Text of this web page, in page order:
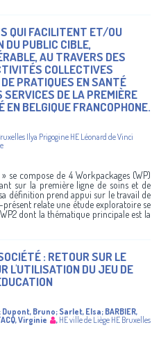
QUI FACILITENT ET/OU
DU PUBLIC CIBLE,
AU TRAVERS DES
COLLECTIVES
PRATIQUES EN SANTÉ
DE LA PREMIÈRE
EN BELGIQUE FRANCOPHONE.
Ilya PrigogineHE Léonard de Vinci
se compose de 4 Workpackages (WP)
sur la première ligne de soins et de
définition prend appui sur le travail de
relate une étude exploratoire se
dont la thématique principale est la
: RETOUR SUR LE
L'UTILISATION DU JEU DE
; Dupont, Bruno; Sarlet, Elsa; BARBIER,
Virginie , HE ville de Liège HE Bruxelles